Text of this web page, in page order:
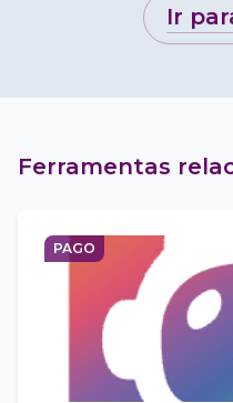
ir
Ferramentas
PAGO